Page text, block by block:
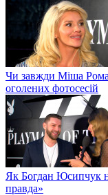
Чи завжди Міша
оголених фотосесій
Як Богдан Юсипчук
правда»